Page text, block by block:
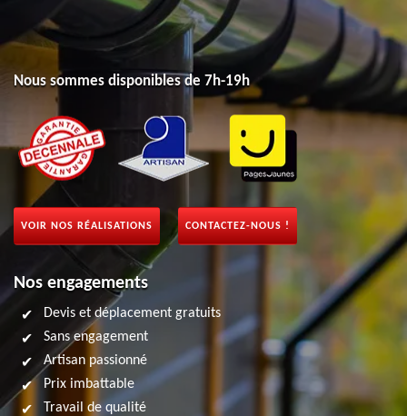
Nous sommes disponibles de 7h-19h
VOIR NOS RÉALISATIONS CONTACTEZ-NOUS !
Nos engagements
Devis et déplacement gratuits
Sans engagement
Artisan passionné
Prix imbattable
Travail de qualité